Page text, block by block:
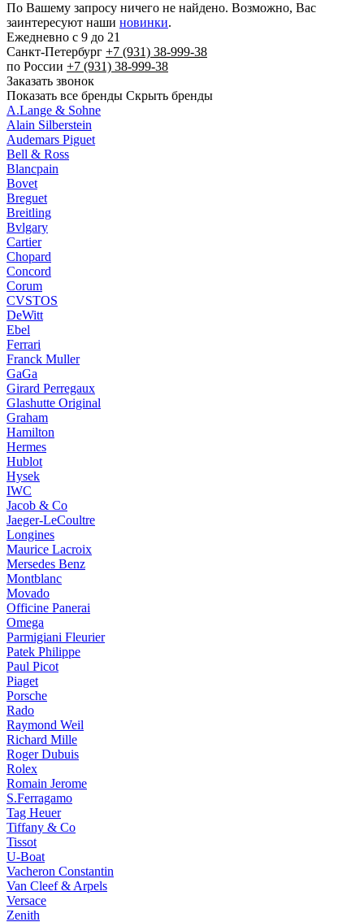
По Вашему запросу ничего не найдено. Возможно, Вас
заинтересуют наши новинки.
Ежедневно с 9 до 21
Cанкт-Петербург +7 (931) 38-999-38
по России +7 (931) 38-999-38
Заказать звонок
Показать все бренды Скрыть бренды
A.Lange & Sohne
Alain Silberstein
Audemars Piguet
Bell & Ross
Blancpain
Bovet
Breguet
Breitling
Bvlgary
Cartier
Chopard
Concord
Corum
CVSTOS
DeWitt
Ebel
Ferrari
Franck Muller
GaGa
Girard Perregaux
Glashutte Original
Graham
Hamilton
Hermes
Hublot
Hysek
IWC
Jacob & Co
Jaeger-LeCoultre
Longines
Maurice Lacroix
Mersedes Benz
Montblanc
Movado
Officine Panerai
Omega
Parmigiani Fleurier
Patek Philippe
Paul Picot
Piaget
Porsche
Rado
Raymond Weil
Richard Mille
Roger Dubuis
Rolex
Romain Jerome
S.Ferragamo
Tag Heuer
Tiffany & Co
Tissot
U-Boat
Vacheron Constantin
Van Cleef & Arpels
Versace
Zenith